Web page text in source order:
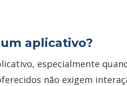
aplicativo?
especialmente
não exigem